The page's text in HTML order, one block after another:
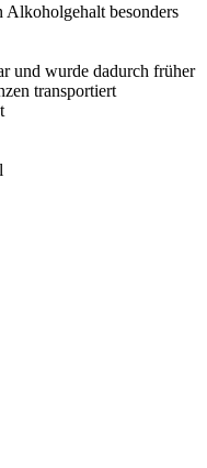
besonders
und wurde dadurch früher
transportiert